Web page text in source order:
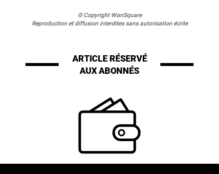
© Copyright WanSquare
Reproduction et diffusion interdites sans autorisation écrite
ARTICLE RÉSERVÉ
AUX ABONNÉS